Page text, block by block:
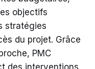
objectifs
stratégies
du projet. Grâce
PMC